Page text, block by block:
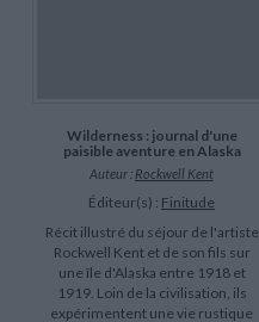
Wilderness : journal d'une
paisible aventure en Alaska
Auteur : Rockwell Kent
Éditeur(s) : Finitude
Récit illustré du séjour de l'artiste
Rockwell Kent et de son fils sur
une île d'Alaska entre 1918 et
1919. Loin de la civilisation, ils
expérimentent une vie rustique